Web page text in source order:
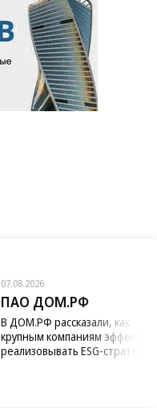
07.08.2026
ПАО ДОМ.РФ
В ДОМ.РФ рассказали, как
крупным компаниям
реализовывать ESG-стратегию